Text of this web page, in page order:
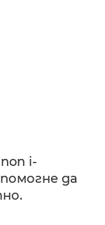
i-
да